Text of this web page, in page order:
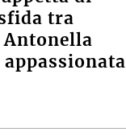
tra